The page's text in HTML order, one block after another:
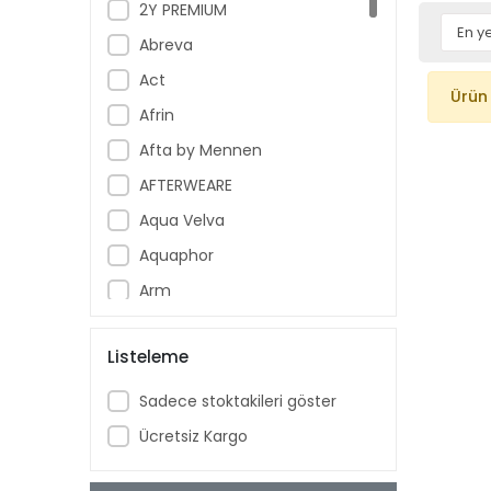
2Y PREMIUM
Abreva
Act
Afrin
Afta by Mennen
AFTERWEARE
Aqua Velva
Aquaphor
Arm
Aspercreme
Aussie
Aveeno Baby
Listeleme
Sadece stoktakileri göster
Ücretsiz Kargo